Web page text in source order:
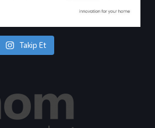
Takip Et